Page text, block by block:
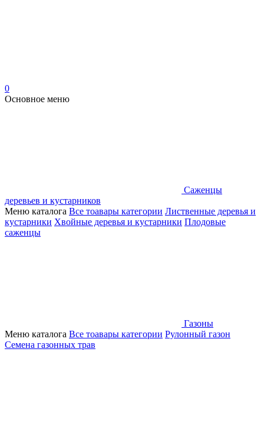
0
Основное меню
Саженцы
деревьев и кустарников
Меню каталога Все тоавары категории Лиственные деревья и
кустарники Хвойные деревья и кустарники Плодовые
саженцы
Газоны
Меню каталога Все тоавары категории Рулонный газон
Семена газонных трав